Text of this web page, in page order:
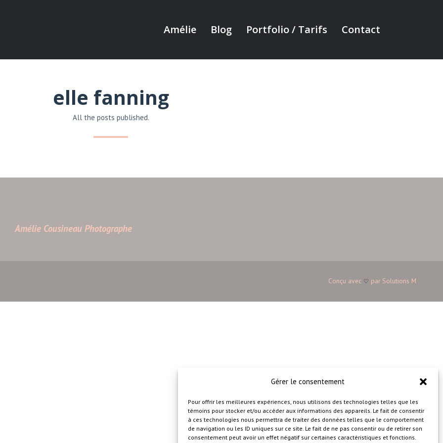
Gérer le consentement
Pour offrir les meilleures expériences, nous utilisons des technologies telles que les
témoins pour stocker et/ou accéder aux informations des appareils. Le fait de consentir
à ces technologies nous permettra de traiter des données telles que le comportement
de navigation ou les ID uniques sur ce site. Le fait de ne pas consentir ou de retirer son
consentement peut avoir un effet négatif sur certaines caractéristiques et fonctions.
Amélie Blog Portfolio / Tarifs Contact
elle fanning
All the posts published.
Amélie Cousineau Photographe
Conçu avec ♡ par Solutions M